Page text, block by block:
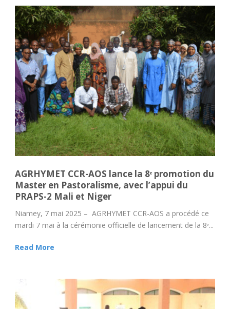
AGRHYMET CCR-AOS lance la 8ᵉ promotion du
Master en Pastoralisme, avec l’appui du
PRAPS-2 Mali et Niger
Niamey, 7 mai 2025 – AGRHYMET CCR-AOS a procédé ce
mardi 7 mai à la cérémonie officielle de lancement de la 8ᵉ...
Read More